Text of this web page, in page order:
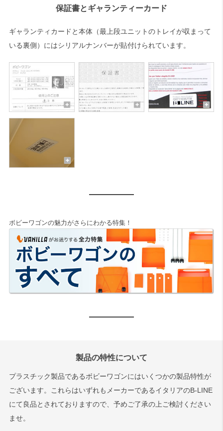
保証書とギャランティーカード
ギャランティカードと本体（最上段ユニットのトレイが収まって
いる裏側）にはシリアルナンバーが貼付けられています。
ボビーワゴンの魅力がさらにわかる特集！
製品の特性について
プラスチック製品であるボビーワゴンにはいくつかの製品特性が
ございます。これらはいずれもメーカーであるイタリアのB-LINE
にて良品とされておりますので、予めご了承の上ご検討ください
ませ。